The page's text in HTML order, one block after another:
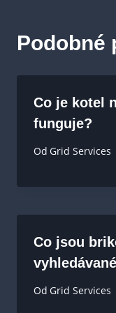
Podobné
Co je kotel
funguje?
Od Grid Services
Co jsou
Od Grid Services